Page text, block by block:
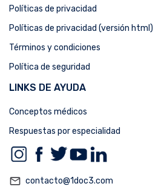
Políticas de privacidad
Políticas de privacidad (versión html)
Términos y condiciones
Política de seguridad
LINKS DE AYUDA
Conceptos médicos
Respuestas por especialidad
mail_outline contacto@1doc3.com